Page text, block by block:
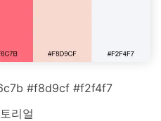
#f8d9cf #f2f4f7
리얼